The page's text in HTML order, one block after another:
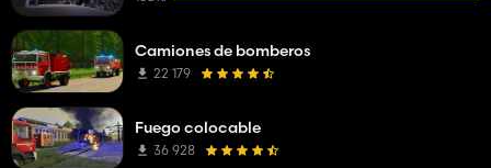
Camiones de bomberos
22 179
Fuego colocable
36 928